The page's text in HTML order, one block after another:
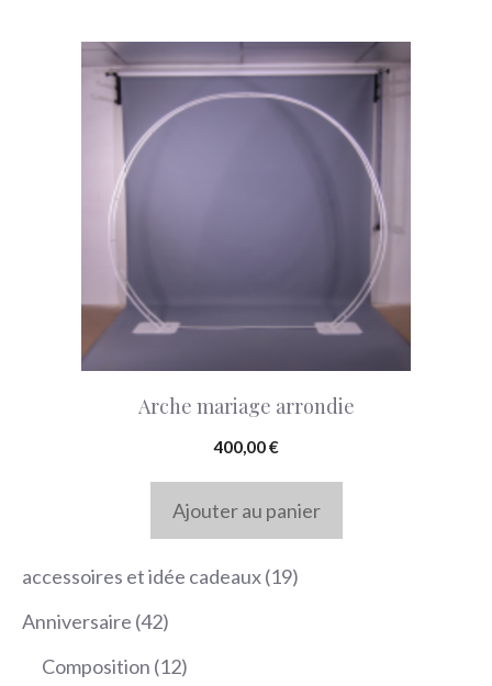
70,00 €
Arche mariage arrondie
400,00€
Ajouter au panier
accessoires et idée cadeaux 1919
Anniversaire 4242
produits
Composition 1212